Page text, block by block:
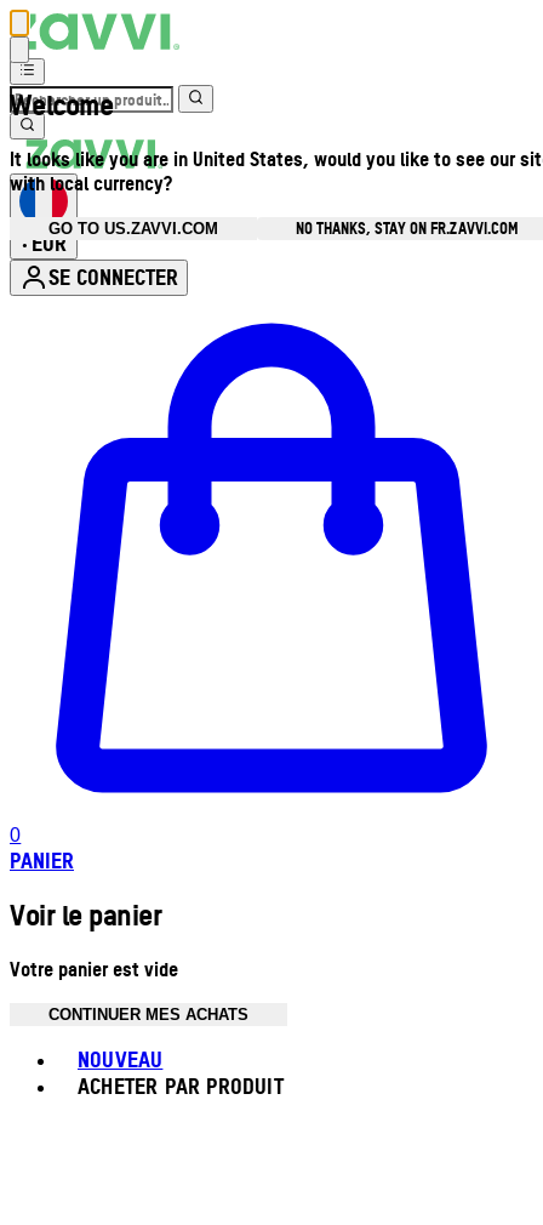
Welcome
It looks like you are in United States, would you like to see our
with local currency?
GO TO US.ZAVVI.COM
NO THANKS, STAY ON FR.ZAVVI.COM
• EUR
SE CONNECTER
0
PANIER
Voir le panier
Votre panier est vide
CONTINUER MES ACHATS
NOUVEAU
ACHETER PAR PRODUIT